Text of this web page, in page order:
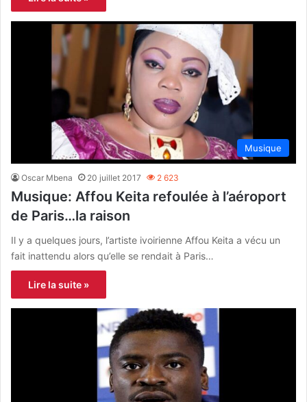
Musique
Oscar Mbena 20 juillet 2017 2 623
Musique: Affou Keita refoulée à l’aéroport
de Paris…la raison
Il y a quelques jours, l’artiste ivoirienne Affou Keita a vécu un
fait inattendu alors qu’elle se rendait à Paris…
Lire la suite »